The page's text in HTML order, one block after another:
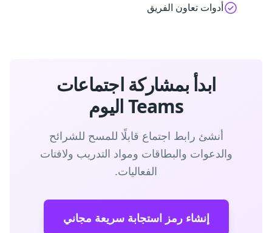
أدوات تعاون الفريق
ابدأ بمشاركة اجتماعات
Teams اليوم
أنشئ رابط اجتماع قابلًا للمسح للشرائح
والدعوات والبطاقات ومواد التدريب ولافتات
الفعاليات.
إنشاء رمز استجابة سريعة مجاني